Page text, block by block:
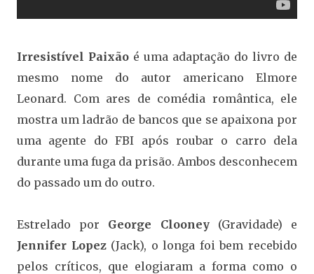
Irresistível Paixão é uma adaptação do livro de
mesmo nome do autor americano Elmore
Leonard. Com ares de comédia romântica, ele
mostra um ladrão de bancos que se apaixona por
uma agente do FBI após roubar o carro dela
durante uma fuga da prisão. Ambos desconhecem
do passado um do outro.
Estrelado por George Clooney(Gravidade) e
Jennifer Lopez (Jack), o longa foi bem recebido
pelos críticos, que elogiaram a forma como o